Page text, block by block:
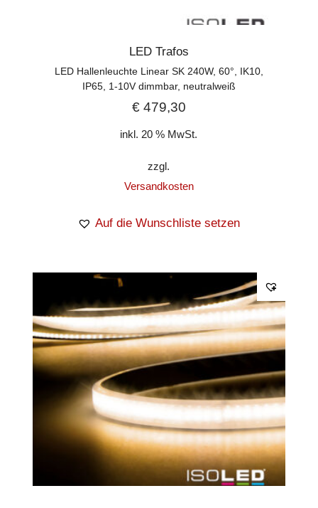
LED Trafos
LED Hallenleuchte Linear SK 240W, 60°, IK10,
IP65, 1-10V dimmbar, neutralweiß
€479,30
inkl. 20 % MwSt.
zzgl.
Versandkosten
Auf die Wunschliste setzen